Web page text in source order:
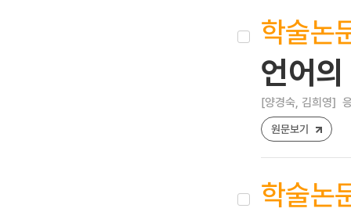
학술논
언어
[양경숙, 김희영]
원문보기
학술논